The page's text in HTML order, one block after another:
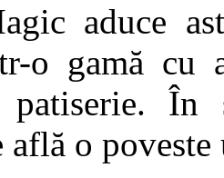
aduce
o gamă cu
În
află o